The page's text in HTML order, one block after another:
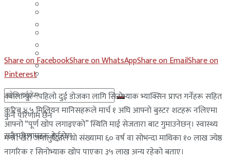
साउदी अरब
कुनै परिणाम छैन
सबै परिणामहरू हेर्नुहोस्
युएई
साउदी अरब
Share on FacebookShare on WhatsAppShare on EmailShare on
Pinterest
क्वालाम्पुर- पहिलो दुई डोजका लागि सिनोभ्याक भ्याक्सिन प्राप्त गर्नेहरू सहित
करिब ४.५ मिलियन मानिसहरूले मार्च १ अघि आफ्नो बुस्टर शटहरू नलिएमा
आफ्नो “पूर्ण खोप लगाइएको” स्थिति माई सेजतारा बाट गुमाउनेछन्। स्वास्थ्य
मन्त्री खैरी जमालुद्दिनले यो संख्यामा ६० वर्ष वा सोभन्दा माथिका १० लाख ज्येष्ठ
नागरिक र सिनोभ्याक खोप पाएका ३५ लाख अन्य रहेको बताए।